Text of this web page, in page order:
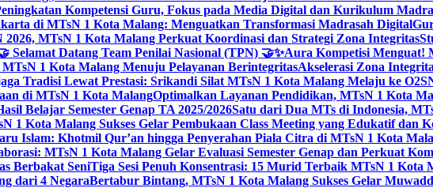
Kompetensi Guru, Fokus pada Media Digital dan Kurikulum
di MTsN 1 Kota Malang: Menguatkan Transformasi Madrasah Digital
2026, MTsN 1 Kota Malang Perkuat Koordinasi dan Strategi Zona Integritas
Selamat Datang Team Penilai Nasional (TPN) 🤝✨Aura Kompetisi Menguat!
1 Kota Malang Menuju Pelayanan BerintegritasAkselerasi Zona
Tradisi Lewat Prestasi: Srikandi Silat MTsN 1 Kota Malang Melaju ke
di MTsN 1 Kota MalangOptimalkan Layanan Pendidikan, MTsN 1 Kota
Belajar Semester Genap TA 2025/2026Satu dari Dua MTs di Indonesia,
1 Kota Malang Sukses Gelar Pembukaan Class Meeting yang Edukatif dan
Islam: Khotmil Qur’an hingga Penyerahan Piala Citra di MTsN 1 Kota
MTsN 1 Kota Malang Gelar Evaluasi Semester Genap dan Perkuat
Berbakat SeniTiga Sesi Penuh Konsentrasi: 15 Murid Terbaik MTsN 1 Kota
dari 4 NegaraBertabur Bintang, MTsN 1 Kota Malang Sukses Gelar